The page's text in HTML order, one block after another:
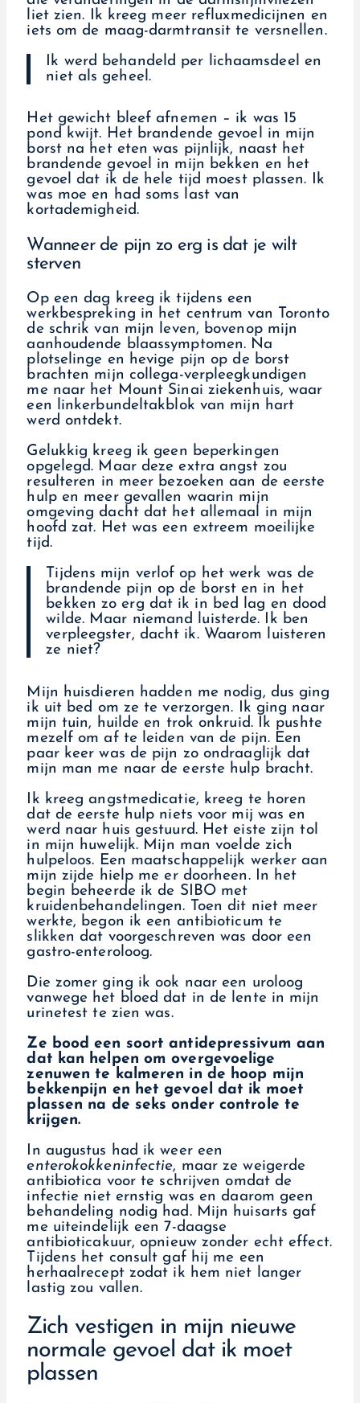
liet zien. Ik kreeg meer refluxmedicijnen en
iets om de maag-darmtransit te versnellen.
Ik werd behandeld per lichaamsdeel en
niet als geheel.
Het gewicht bleef afnemen – ik was 15
pond kwijt. Het brandende gevoel in mijn
borst na het eten was pijnlijk, naast het
brandende gevoel in mijn bekken en het
gevoel dat ik de hele tijd moest plassen. Ik
was moe en had soms last van
kortademigheid.
Wanneer de pijn zo erg is dat je wilt
sterven
Op een dag kreeg ik tijdens een
werkbespreking in het centrum van Toronto
de schrik van mijn leven, bovenop mijn
aanhoudende blaassymptomen. Na
plotselinge en hevige pijn op de borst
brachten mijn collega-verpleegkundigen
me naar het Mount Sinai ziekenhuis, waar
een linkerbundeltakblok van mijn hart
werd ontdekt.
Gelukkig kreeg ik geen beperkingen
opgelegd. Maar deze extra angst zou
resulteren in meer bezoeken aan de eerste
hulp en meer gevallen waarin mijn
omgeving dacht dat het allemaal in mijn
hoofd zat. Het was een extreem moeilijke
tijd.
Tijdens mijn verlof op het werk was de
brandende pijn op de borst en in het
bekken zo erg dat ik in bed lag en dood
wilde. Maar niemand luisterde. Ik ben
verpleegster, dacht ik. Waarom luisteren
ze niet?
Mijn huisdieren hadden me nodig, dus ging
ik uit bed om ze te verzorgen. Ik ging naar
mijn tuin, huilde en trok onkruid. Ik pushte
mezelf om af te leiden van de pijn. Een
paar keer was de pijn zo ondraaglijk dat
mijn man me naar de eerste hulp bracht.
Ik kreeg angstmedicatie, kreeg te horen
dat de eerste hulp niets voor mij was en
werd naar huis gestuurd. Het eiste zijn tol
in mijn huwelijk. Mijn man voelde zich
hulpeloos. Een maatschappelijk werker aan
mijn zijde hielp me er doorheen. In het
begin beheerde ik de SIBO met
kruidenbehandelingen. Toen dit niet meer
werkte, begon ik een antibioticum te
slikken dat voorgeschreven was door een
gastro-enteroloog.
Die zomer ging ik ook naar een uroloog
vanwege het bloed dat in de lente in mijn
urinetest te zien was.
Ze bood een soort antidepressivum aan
dat kan helpen om overgevoelige
zenuwen te kalmeren in de hoop mijn
bekkenpijn en het gevoel dat ik moet
plassen na de seks onder controle te
krijgen.
In augustus had ik weer een
enterokokkeninfectie, maar ze weigerde
antibiotica voor te schrijven omdat de
infectie niet ernstig was en daarom geen
behandeling nodig had. Mijn huisarts gaf
me uiteindelijk een 7-daagse
antibioticakuur, opnieuw zonder echt effect.
Tijdens het consult gaf hij me een
herhaalrecept zodat ik hem niet langer
lastig zou vallen.
Zich vestigen in mijn nieuwe
normale gevoel dat ik moet
plassen